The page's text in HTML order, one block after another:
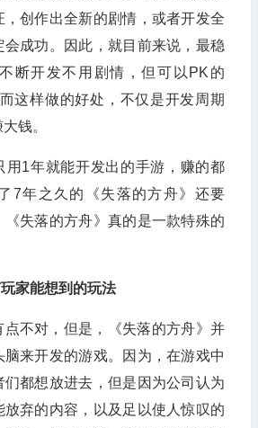
，创作出全新的剧情，或者开发全
会成功。因此，就目前来说，最稳
断开发不用剧情，但可以PK的
这样做的好处，不仅是开发周期
钱。
用1年就能开发出的手游，赚的都
7年之久的《失落的方舟》还要
《失落的方舟》真的是一款特殊的
家能想到的玩法
点不对，但是，《失落的方舟》并
来开发的游戏。因为，在游戏中
们都想放进去，但是因为公司认为
放弃的内容，以及足以使人惊叹的